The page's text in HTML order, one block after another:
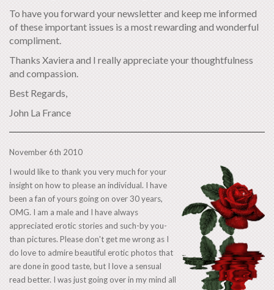
To have you forward your newsletter and keep me informed
of these important issues is a most rewarding and wonderful
compliment.
Thanks Xaviera and I really appreciate your thoughtfulness
and compassion.
Best Regards,
John La France
November 6th 2010
I would like to thank you very much for your
insight on how to please an individual. I have
been a fan of yours going on over 30 years,
OMG. I am a male and I have always
appreciated erotic stories and such-by you-
than pictures. Please don't get me wrong as I
do love to admire beautiful erotic photos that
are done in good taste, but I love a sensual
read better. I was just going over in my mind all